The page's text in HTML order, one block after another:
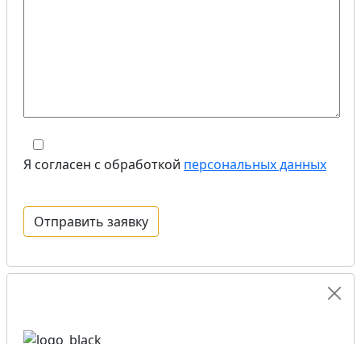
Я согласен с обработкой персональных данных